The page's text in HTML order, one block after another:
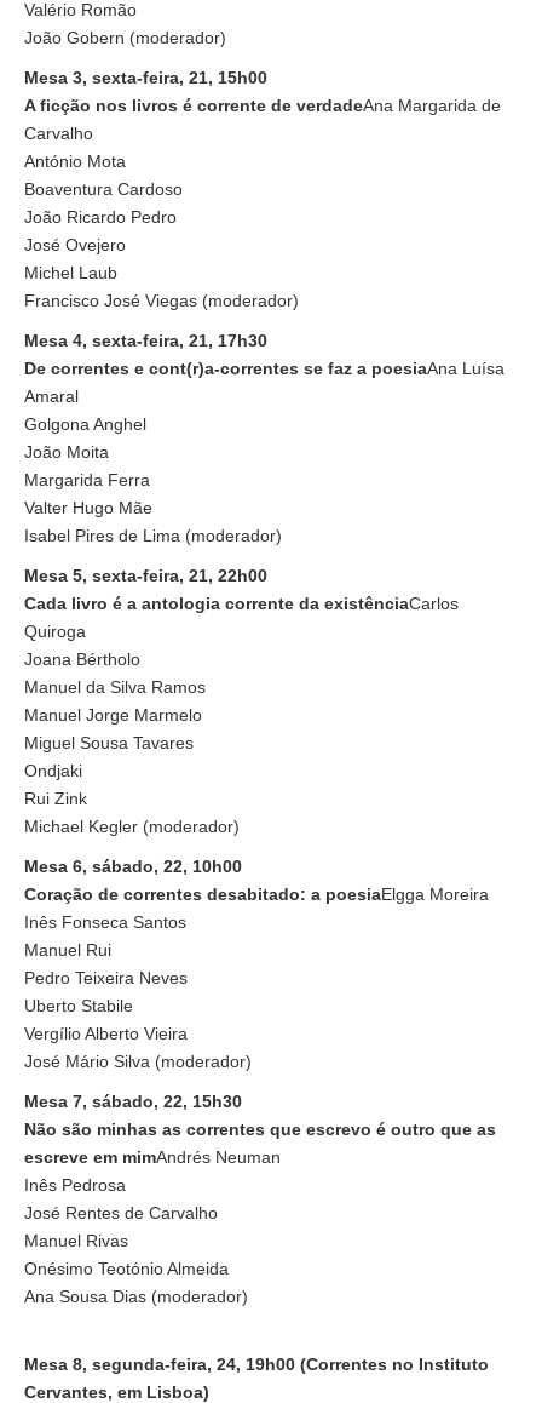
Valério Romão
João Gobern (moderador)
Mesa 3, sexta-feira, 21, 15h00
A ficção nos livros é corrente de verdadeAna Margarida de
Carvalho
António Mota
Boaventura Cardoso
João Ricardo Pedro
José Ovejero
Michel Laub
Francisco José Viegas (moderador)
Mesa 4, sexta-feira, 21, 17h30
De correntes e cont(r)a-correntes se faz a poesiaAna Luísa
Amaral
Golgona Anghel
João Moita
Margarida Ferra
Valter Hugo Mãe
Isabel Pires de Lima (moderador)
Mesa 5, sexta-feira, 21, 22h00
Cada livro é a antologia corrente da existênciaCarlos
Quiroga
Joana Bértholo
Manuel da Silva Ramos
Manuel Jorge Marmelo
Miguel Sousa Tavares
Ondjaki
Rui Zink
Michael Kegler (moderador)
Mesa 6, sábado, 22, 10h00
Coração de correntes desabitado: a poesiaElgga Moreira
Inês Fonseca Santos
Manuel Rui
Pedro Teixeira Neves
Uberto Stabile
Vergílio Alberto Vieira
José Mário Silva (moderador)
Mesa 7, sábado, 22, 15h30
Não são minhas as correntes que escrevo é outro que as
escreve em mimAndrés Neuman
Inês Pedrosa
José Rentes de Carvalho
Manuel Rivas
Onésimo Teotónio Almeida
Ana Sousa Dias (moderador)
Mesa 8, segunda-feira, 24, 19h00 (Correntes no Instituto
Cervantes, em Lisboa)